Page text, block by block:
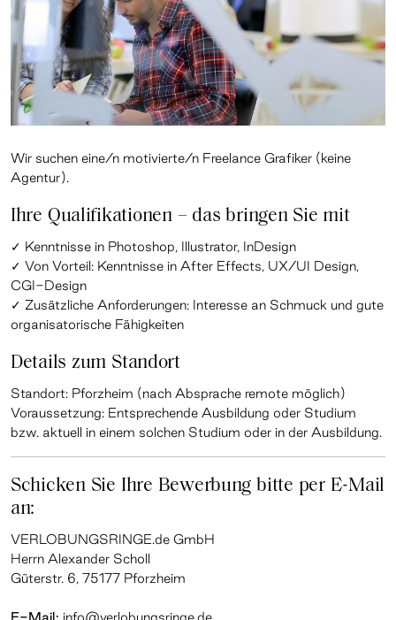
Wir suchen eine/n motivierte/n Freelance Grafiker (keine
Agentur).
Ihre Qualifikationen – das bringen Sie mit
✓ Kenntnisse in Photoshop, Illustrator, InDesign
✓ Von Vorteil: Kenntnisse in After Effects, UX/UI Design,
CGI-Design
✓ Zusätzliche Anforderungen: Interesse an Schmuck und gute
organisatorische Fähigkeiten
Details zum Standort
Standort: Pforzheim (nach Absprache remote möglich)
Voraussetzung: Entsprechende Ausbildung oder Studium
bzw. aktuell in einem solchen Studium oder in der Ausbildung.
Schicken Sie Ihre Bewerbung bitte per E-Mail
an:
VERLOBUNGSRINGE.de GmbH
Herrn Alexander Scholl
Güterstr. 6, 75177 Pforzheim
E-Mail: info@verlobungsringe.de